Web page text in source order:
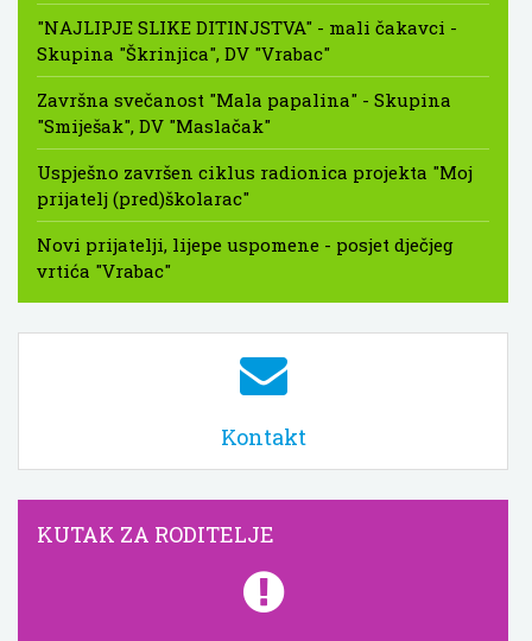
"NAJLIPJE SLIKE DITINJSTVA" - mali čakavci -
Skupina "Škrinjica", DV "Vrabac"
Završna svečanost "Mala papalina" - Skupina
"Smiješak", DV "Maslačak"
Uspješno završen ciklus radionica projekta "Moj
prijatelj (pred)školarac"
Novi prijatelji, lijepe uspomene - posjet dječjeg
vrtića "Vrabac"
Kontakt
KUTAK ZA RODITELJE